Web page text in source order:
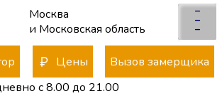
x
заявку
свяжется с Вами
Москва
и Московская область
Цены
Вызов замерщика
с 8.00 до 21.00
–
–
–
×